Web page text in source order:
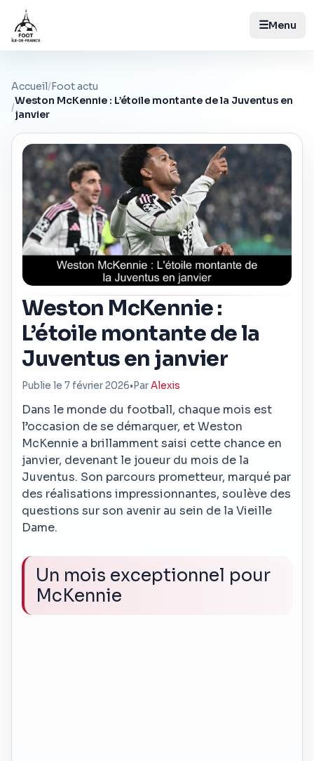
☰Menu
Accueil/Foot actu
/
Weston McKennie : L’étoile montante de la Juventus en
janvier
Weston McKennie :
L’étoile montante de la
Juventus en janvier
Publie le 7 février 2026• ParAlexis
Dans le monde du football, chaque mois est
l’occasion de se démarquer, et Weston
McKennie a brillamment saisi cette chance en
janvier, devenant le joueur du mois de la
Juventus. Son parcours prometteur, marqué par
des réalisations impressionnantes, soulève des
questions sur son avenir au sein de la Vieille
Dame.
Un mois exceptionnel pour
McKennie